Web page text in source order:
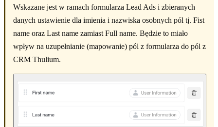
Wskazane jest w ramach formularza Lead Ads i zbieranych
danych ustawienie dla imienia i nazwiska osobnych pól tj. Fist
name oraz Last name zamiast Full name. Będzie to miało
wpływ na uzupełnianie (mapowanie) pól z formularza do pól z
CRM Thulium.